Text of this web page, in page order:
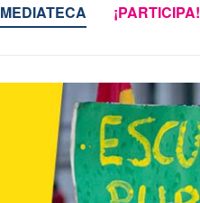
MEDIATECA ¡PARTICIPA!